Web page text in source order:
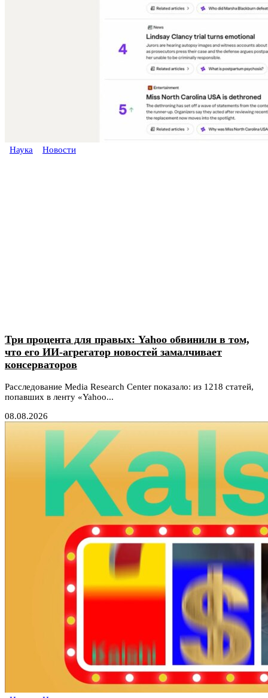
Наука Новости
Три процента для правых: Yahoo обвинили в том,
что его ИИ-агрегатор новостей замалчивает
консерваторов
Расследование Media Research Center показало: из 1218 статей,
попавших в ленту «Yahoo...
08.08.2026